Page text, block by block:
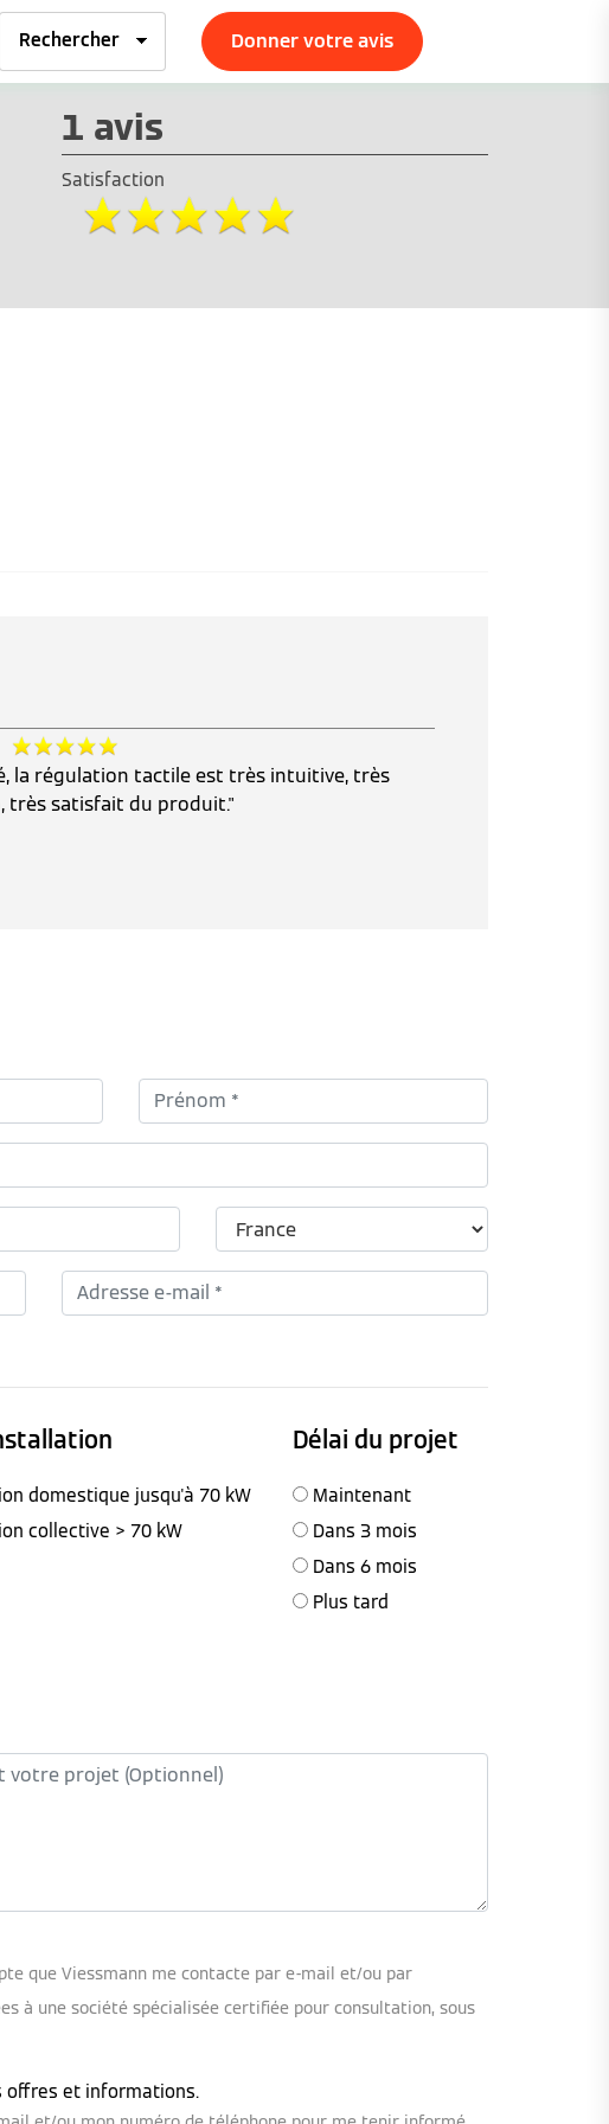
Donner votre avis
1 avis
Satisfaction
la régulation tactile est très intuitive, très
très satisfait du produit."
Délai du projet
domestique jusqu'à 70 kW
collective > 70 kW
Maintenant
Dans 3 mois
Dans 6 mois
Plus tard
que Viessmann me contacte par e-mail et/ou par
à une société spécialisée certifiée pour consultation, sous
offres et informations.